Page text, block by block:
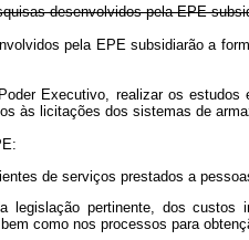
desenvolvidos pela EPE
pela EPE subsidiarão a
Executivo, realizar os
às licitações dos sistemas de
de serviços prestados a
legislação pertinente, dos custos
como nos processos para